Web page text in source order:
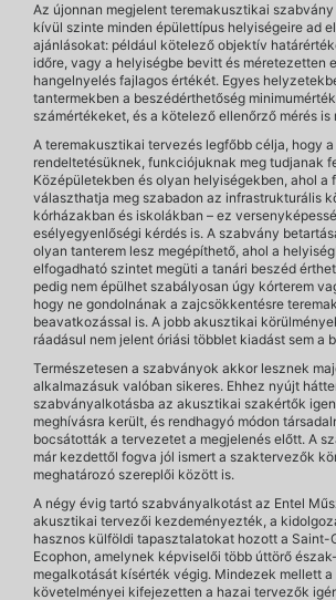
Az újonnan megjelent teremakusztikai
kívül szinte minden épülettípus helyiségeire ad
ajánlásokat: például kötelező objektív
időre, vagy a helyiségbe bevitt és méretezetten
hangelnyelés fajlagos értékét. Egyes
tantermekben a beszédérthetőség
számértékeket, és a kötelező ellenőrző mérés is
A teremakusztikai tervezés legfőbb célja, hogy
rendeltetésüknek, funkciójuknak meg tudjanak
Középületekben és olyan helyiségekben, ahol a
választhatja meg szabadon az infrastrukturális
kórházakban és iskolákban – ez
esélyegyenlőségi kérdés is. A szabvány
olyan tanterem lesz megépíthető, ahol a
elfogadható szintet megüti a tanári beszéd
pedig nem épülhet szabályosan úgy kórterem
hogy ne gondolnának a zajcsökkentésre
beavatkozással is. A jobb akusztikai
ráadásul nem jelent óriási többlet kiadást sem a
Természetesen a szabványok akkor lesznek
alkalmazásuk valóban sikeres. Ehhez nyújt
szabványalkotásba az akusztikai szakértők
meghívásra került, és rendhagyó módon
bocsátották a tervezetet a megjelenés előtt. A
már kezdettől fogva jól ismert a szaktervezők
meghatározó szereplői között is.
A négy évig tartó szabványalkotást az Entel
akusztikai tervezői kezdeményezték, a
hasznos külföldi tapasztalatokat hozott a Saint-
Ecophon, amelynek képviselői több úttörő
megalkotását kísérték végig. Mindezek mellett
követelményei kifejezetten a hazai tervezők